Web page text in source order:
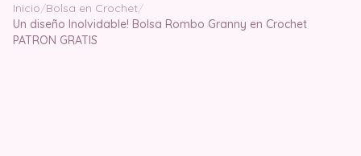
Inicio/Bolsa en Crochet/
Un diseño Inolvidable! Bolsa Rombo Granny en Crochet
PATRON GRATIS